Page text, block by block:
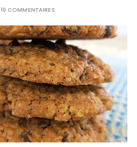
10 COMMENTAIRES